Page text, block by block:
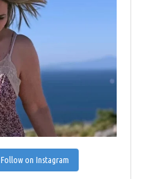
Follow on Instagram